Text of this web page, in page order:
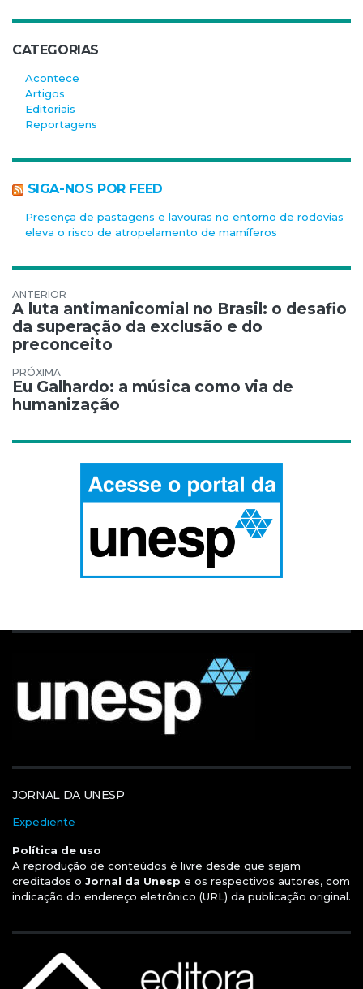
CATEGORIAS
Acontece
Artigos
Editoriais
Reportagens
SIGA-NOS POR FEED
Presença de pastagens e lavouras no entorno de rodovias
eleva o risco de atropelamento de mamíferos
Navegação de Post
A luta antimanicomial no Brasil: o desafio
da superação da exclusão e do
preconceito
Eu Galhardo: a música como via de
humanização
JORNAL DA UNESP
Expediente
Política de uso
A reprodução de conteúdos é livre desde que sejam
creditados o Jornal da Unesp e os respectivos autores, com
indicação do endereço eletrônico (URL) da publicação original.